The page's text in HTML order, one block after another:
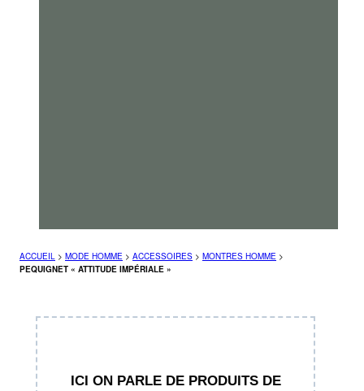
ACCUEIL > MODE HOMME > ACCESSOIRES > MONTRES HOMME >
PEQUIGNET « ATTITUDE IMPÉRIALE »